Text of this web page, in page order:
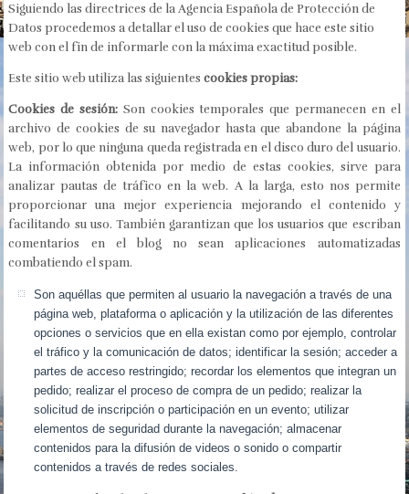
Siguiendo las directrices de la Agencia Española de Protección de
Datos procedemos a detallar el uso de cookies que hace este sitio
web con el fin de informarle con la máxima exactitud posible.
Este sitio web utiliza las siguientescookies propias:
Cookies de sesión: Son cookies temporales que permanecen en el
archivo de cookies de su navegador hasta que abandone la página
web, por lo que ninguna queda registrada en el disco duro del usuario.
La información obtenida por medio de estas cookies, sirve para
analizar pautas de tráfico en la web. A la larga, esto nos permite
proporcionar una mejor experiencia mejorando el contenido y
facilitando su uso. También garantizan que los usuarios que escriban
comentarios en el blog no sean aplicaciones automatizadas
combatiendo el spam.
Son aquéllas que permiten al usuario la navegación a través de una
página web, plataforma o aplicación y la utilización de las diferentes
opciones o servicios que en ella existan como por ejemplo, controlar
el tráfico y la comunicación de datos; identificar la sesión; acceder a
partes de acceso restringido; recordar los elementos que integran un
pedido; realizar el proceso de compra de un pedido; realizar la
solicitud de inscripción o participación en un evento; utilizar
elementos de seguridad durante la navegación; almacenar
contenidos para la difusión de videos o sonido o compartir
contenidos a través de redes sociales.